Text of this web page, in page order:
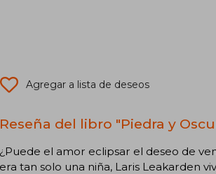
Agregar a lista de deseos
Reseña del libro "Piedra y
¿Puede el amor eclipsar el deseo de
era tan solo una niña, Laris Leakarden